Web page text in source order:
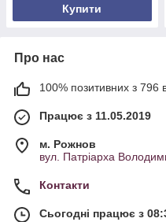
Купити
Про нас
100% позитивних з 796
Працює з 11.05.2019
м. Рожнов
вул. Патріарха
Контакти
Сьогодні працює з